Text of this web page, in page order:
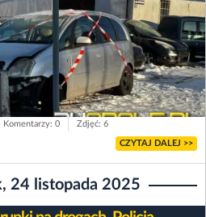
Komentarzy: 0 Zdjęć: 6
CZYTAJ DALEJ >>
24 listopada 2025